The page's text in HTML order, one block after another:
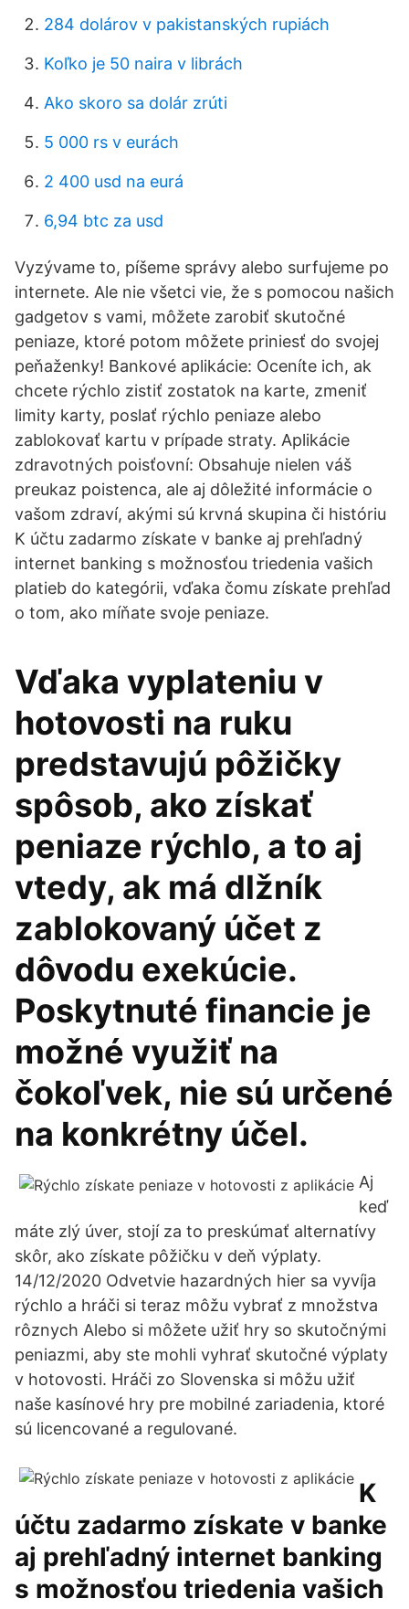
284 dolárov v pakistanských rupiách
Koľko je 50 naira v librách
Ako skoro sa dolár zrúti
5 000 rs v eurách
2 400 usd na eurá
6,94 btc za usd
Vyzývame to, píšeme správy alebo surfujeme po
internete. Ale nie všetci vie, že s pomocou našich
gadgetov s vami, môžete zarobiť skutočné
peniaze, ktoré potom môžete priniesť do svojej
peňaženky! Bankové aplikácie: Oceníte ich, ak
chcete rýchlo zistiť zostatok na karte, zmeniť
limity karty, poslať rýchlo peniaze alebo
zablokovať kartu v prípade straty. Aplikácie
zdravotných poisťovní: Obsahuje nielen váš
preukaz poistenca, ale aj dôležité informácie o
vašom zdraví, akými sú krvná skupina či históriu
K účtu zadarmo získate v banke aj prehľadný
internet banking s možnosťou triedenia vašich
platieb do kategórii, vďaka čomu získate prehľad
o tom, ako míňate svoje peniaze.
Vďaka vyplateniu v
hotovosti na ruku
predstavujú pôžičky
spôsob, ako získať
peniaze rýchlo, a to aj
vtedy, ak má dlžník
zablokovaný účet z
dôvodu exekúcie.
Poskytnuté financie je
možné využiť na
čokoľvek, nie sú určené
na konkrétny účel.
Aj
keď
máte zlý úver, stojí za to preskúmať alternatívy
skôr, ako získate pôžičku v deň výplaty.
14/12/2020 Odvetvie hazardných hier sa vyvíja
rýchlo a hráči si teraz môžu vybrať z množstva
rôznych Alebo si môžete užiť hry so skutočnými
peniazmi, aby ste mohli vyhrať skutočné výplaty
v hotovosti. Hráči zo Slovenska si môžu užiť
naše kasínové hry pre mobilné zariadenia, ktoré
sú licencované a regulované.
K
účtu zadarmo získate v banke
aj prehľadný internet banking
s možnosťou triedenia vašich